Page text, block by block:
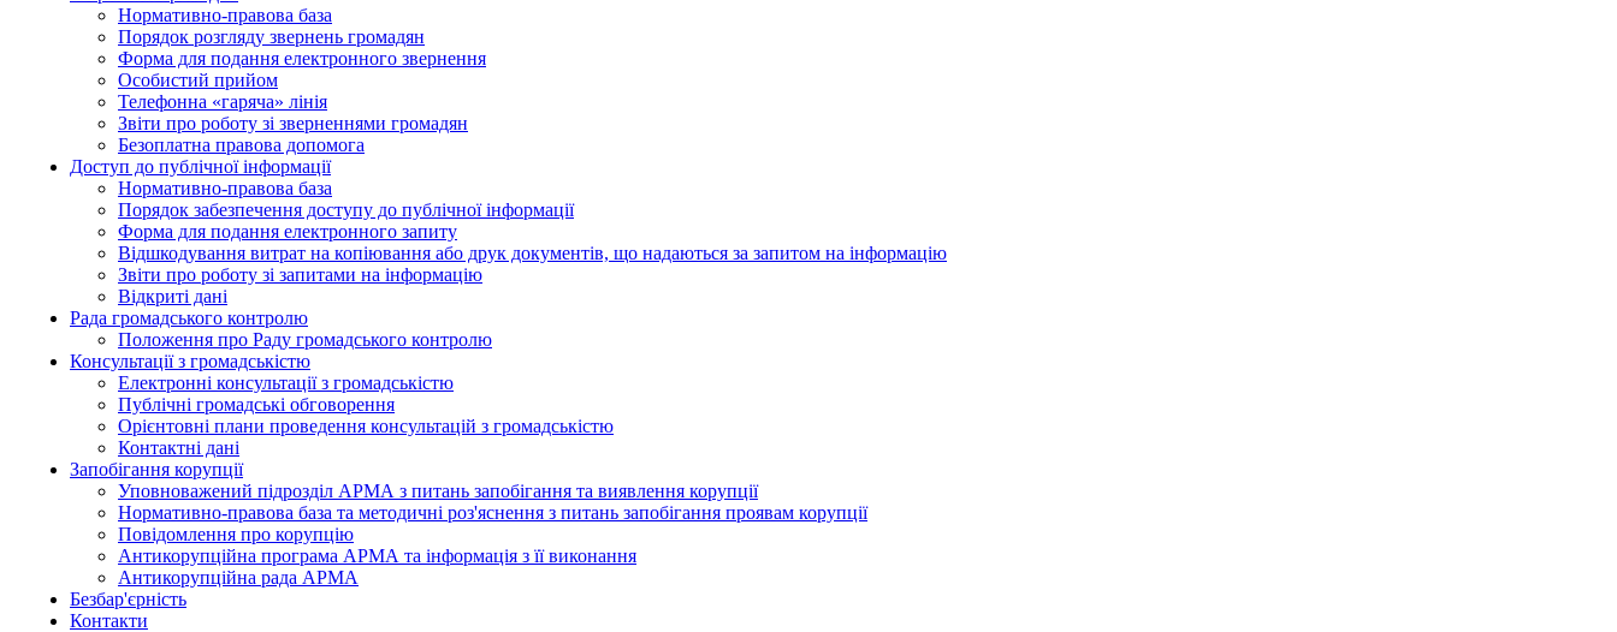
Нормативно-правова база
Порядок розгляду звернень громадян
Форма для подання електронного звернення
Особистий прийом
Телефонна «гаряча» лінія
Звіти про роботу зі зверненнями громадян
Безоплатна правова допомога
Доступ до публічної інформації
Нормативно-правова база
Порядок забезпечення доступу до публічної інформації
Форма для подання електронного запиту
Відшкодування витрат на копіювання або друк документів, що надаються за запитом на інформацію
Звіти про роботу зі запитами на інформацію
Відкриті дані
Рада громадського контролю
Положення про Раду громадського контролю
Консультації з громадськістю
Електронні консультації з громадськістю
Публічні громадські обговорення
Орієнтовні плани проведення консультацій з громадськістю
Контактні дані
Запобігання корупції
Уповноважений підрозділ АРМА з питань запобігання та виявлення корупції
Нормативно-правова база та методичні роз'яснення з питань запобігання проявам корупції
Повідомлення про корупцію
Антикорупційна програма АРМА та інформація з її виконання
Антикорупційна рада АРМА
Безбар'єрність
Контакти